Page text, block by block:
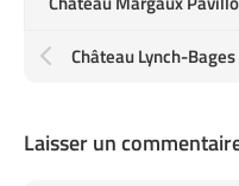
Château Lynch-
Laisser un